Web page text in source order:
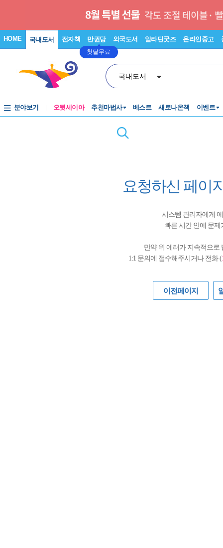
HOME 국내도서 전자책 만권당
첫달무료
외국도서 알라딘굿즈 온라인중고
국내도서
분야보기 오뒷세이아 추천마법사 베스트 새로나온책 이벤트
요청하신 페이
시스템 관리자에게
빠른 시간 안에 문
만약 위 에러가 지속적으로
1:1 문의에 접수해주시거나 전화 (
이전페이지